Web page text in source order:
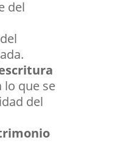
del
del
lo que se
del